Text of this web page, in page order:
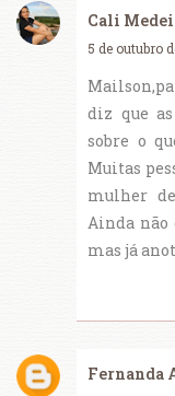
Cali
5 de outubro
diz que
sobre o
Muitas
mulher
Ainda não
mas já
Fernanda